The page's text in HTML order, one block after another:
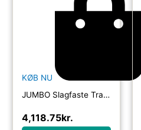
KØB NU
JUMBO Slagfaste Transport- & Værktøjskasse m/hjul og bøjle
4,118.75kr.